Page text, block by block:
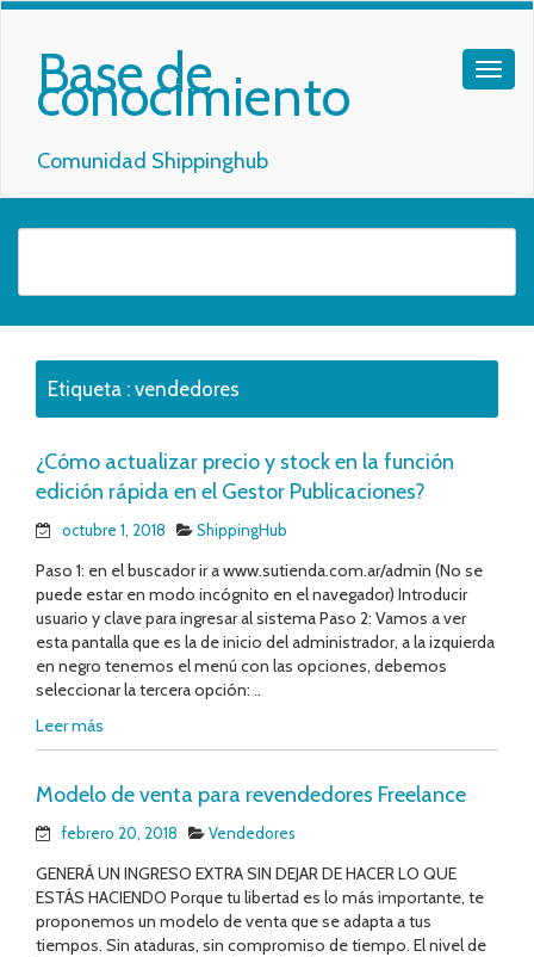
Base de
conocimiento
Comunidad Shippinghub
Etiqueta : vendedores
¿Cómo actualizar precio y stock en la función
edición rápida en el Gestor Publicaciones?
octubre 1, 2018 ShippingHub
Paso 1: en el buscador ir a www.sutienda.com.ar/admin (No se
puede estar en modo incógnito en el navegador) Introducir
usuario y clave para ingresar al sistema Paso 2: Vamos a ver
esta pantalla que es la de inicio del administrador, a la izquierda
en negro tenemos el menú con las opciones, debemos
seleccionar la tercera opción: ..
Leer más
Modelo de venta para revendedores Freelance
febrero 20, 2018 Vendedores
GENERÁ UN INGRESO EXTRA SIN DEJAR DE HACER LO QUE
ESTÁS HACIENDO Porque tu libertad es lo más importante, te
proponemos un modelo de venta que se adapta a tus
tiempos. Sin ataduras, sin compromiso de tiempo. El nivel de